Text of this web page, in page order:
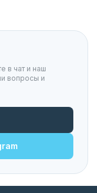
в чат и наш
вопросы и